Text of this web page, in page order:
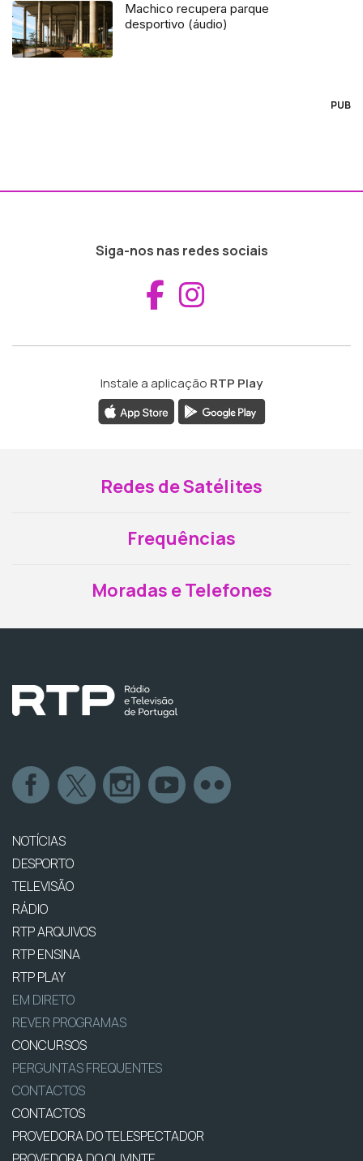
Machico recupera parque
desportivo (áudio)
PUB
Siga-nos nas redes sociais
Aceder ao
Instale a aplicação RTP Play
Redes de Satélites
Frequências
Moradas e Telefones
NOTÍCIAS
DESPORTO
TELEVISÃO
RÁDIO
RTP ARQUIVOS
RTP ENSINA
RTP PLAY
EM DIRETO
REVER PROGRAMAS
CONCURSOS
PERGUNTAS FREQUENTES
CONTACTOS
CONTACTOS
PROVEDORA DO TELESPECTADOR